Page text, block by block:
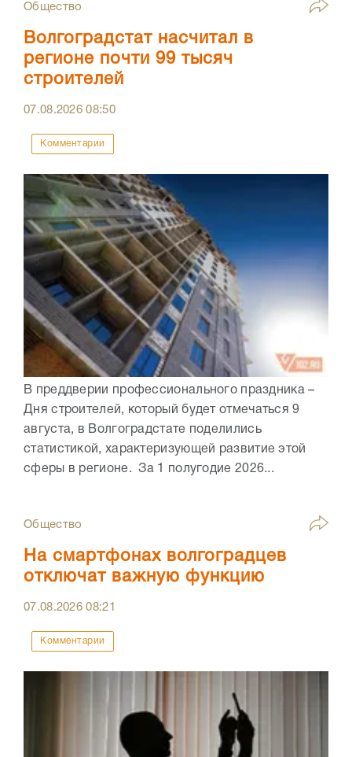
Общество
Волгоградстат насчитал в
регионе почти 99 тысяч
строителей
07.08.202608:50
Комментарии
В преддверии профессионального праздника –
Дня строителей, который будет отмечаться 9
августа, в Волгоградстате поделились
статистикой, характеризующей развитие этой
сферы в регионе. За 1 полугодие 2026...
Общество
На смартфонах волгоградцев
отключат важную функцию
07.08.202608:21
Комментарии